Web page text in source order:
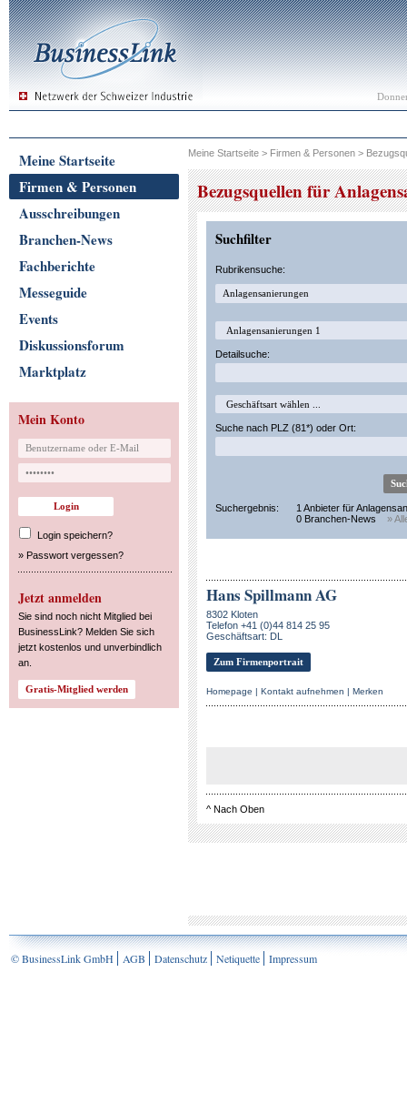
Meine Startseite
Firmen & Personen
Ausschreibungen
Branchen-News
Fachberichte
Messeguide
Events
Diskussionsforum
Marktplatz
Mein Konto
Login speichern?
» Passwort vergessen?
Jetzt anmelden
Sie sind noch nicht Mitglied bei
BusinessLink? Melden Sie sich
jetzt kostenlos und unverbindlich
an.
Meine Startseite > Firmen & Personen >
Bezugsquellen für
Suchfilter
Rubrikensuche:
Detailsuche:
Suche nach PLZ (81*) oder Ort:
Suchergebnis:
1 Anbieter für
0 Branchen-News
»
Hans Spillmann AG
8302 Kloten
Telefon +41 (0)44 814 25 95
Geschäftsart: DL
Zum Firmenportrait
Homepage | Kontakt aufnehmen | Merken
^ Nach Oben
© BusinessLink GmbH AGB Datenschutz Netiquette Impressum